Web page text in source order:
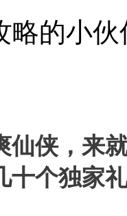
的小伙
侠，来就
十个独家